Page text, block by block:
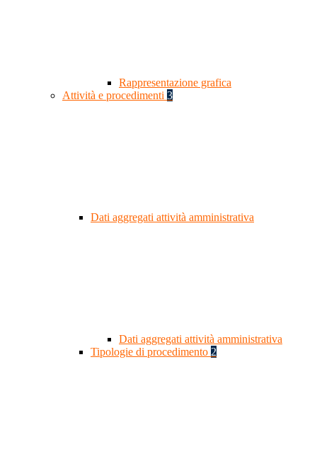
Rappresentazione grafica
Attività e procedimenti 3
Dati aggregati attività amministrativa
Dati aggregati attività amministrativa
Tipologie di procedimento 2